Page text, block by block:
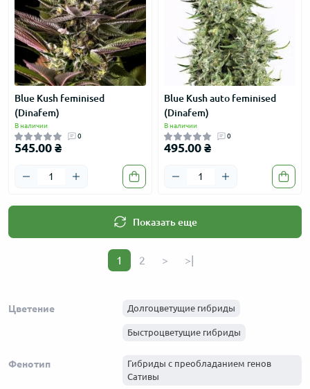
Blue Kush feminised
(Dinafem)
В наличии
0
545.00 ₴
Blue Kush auto feminised
(Dinafem)
В наличии
0
495.00 ₴
Показать еще
1 2 > >|
Цветение Долгоцветущие гибриды
Быстроцветущие гибриды
Фенотип
Гибриды с преобладанием генов
Сативы